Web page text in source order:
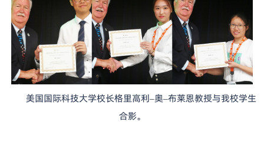
美国国际科技大学校长格里高利–奥–布莱恩教授与我校学生
合影。